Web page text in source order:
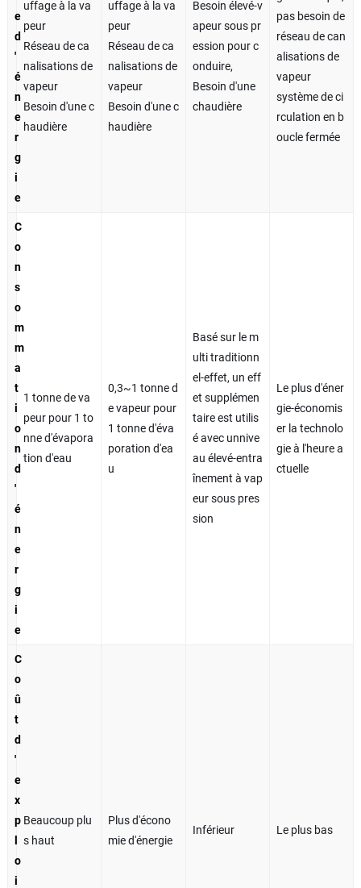
e
d
'
é
n
e
r
g
i
e
uffage à la va
peur
Réseau de ca
nalisations de
vapeur
Besoin d'une c
haudière
uffage à la va
peur
Réseau de ca
nalisations de
vapeur
Besoin d'une c
haudière
Besoin élevé-v
apeur sous pr
ession pour c
onduire,
Besoin d'une
chaudière
pas besoin de
réseau de can
alisations de
vapeur
système de ci
rculation en b
oucle fermée
C
o
n
s
o
m
m
a
t
i
o
n
d
'
é
n
e
r
g
i
e
1 tonne de va
peur pour 1 to
nne d'évapora
tion d'eau
0,3~1 tonne d
e vapeur pour
1 tonne d'éva
poration d'ea
u
Basé sur le m
ulti traditionn
el-effet, un eff
et supplémen
taire est utilis
é avec unnive
au élevé-entra
înement à vap
eur sous pres
sion
Le plus d'éner
gie-économis
er la technolo
gie à l'heure a
ctuelle
C
o
û
t
d
'
e
x
p
l
o
i
Beaucoup plu
s haut
Plus d'écono
mie d'énergie
Inférieur Le plus bas